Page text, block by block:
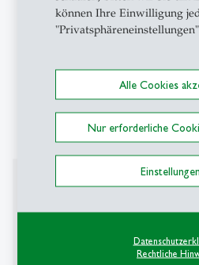
können Ihre Einwilligung
Alle Cookies
Nur erforderliche
Einstellungen
Rechtliche
Seminar- und Event Manager
Reservierung- und
Diverse Stellen in der
2012-2017: Kompletter
Eröffnung inklusive
Personalplanung, Erstellen